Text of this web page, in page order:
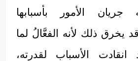
الأمور بأسبابها
يخرق ذلك لأنه الفعَّالُ لما
انقادت الأسباب لقدرته،